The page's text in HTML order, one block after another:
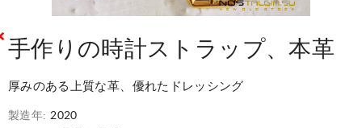
手作りの時計ストラップ、本革
厚みのある上質な革、優れたドレッシング
製造年: 2020